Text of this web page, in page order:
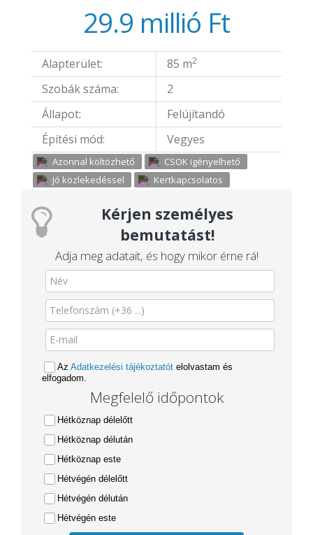
29.9 millió Ft
Alapterület: 85 m2
Szobák száma:
2
Állapot:
Felújítandó
Építési mód:
Vegyes
Azonnal költözhető
CSOK igényelhető
Jó közlekedéssel
Kertkapcsolatos
Kérjen személyes
bemutatást!
Adja meg adatait, és hogy mikor érne rá!
Az Adatkezelési tájékoztatót elolvastam és
elfogadom.
Megfelelő időpontok
Hétköznap délelőtt
Hétköznap délután
Hétköznap este
Hétvégén délelőtt
Hétvégén délután
Hétvégén este